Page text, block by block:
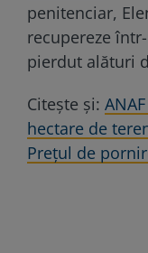
penitenciar,
recupereze
pierdut alături
Citește și:
hectare de
Prețul de